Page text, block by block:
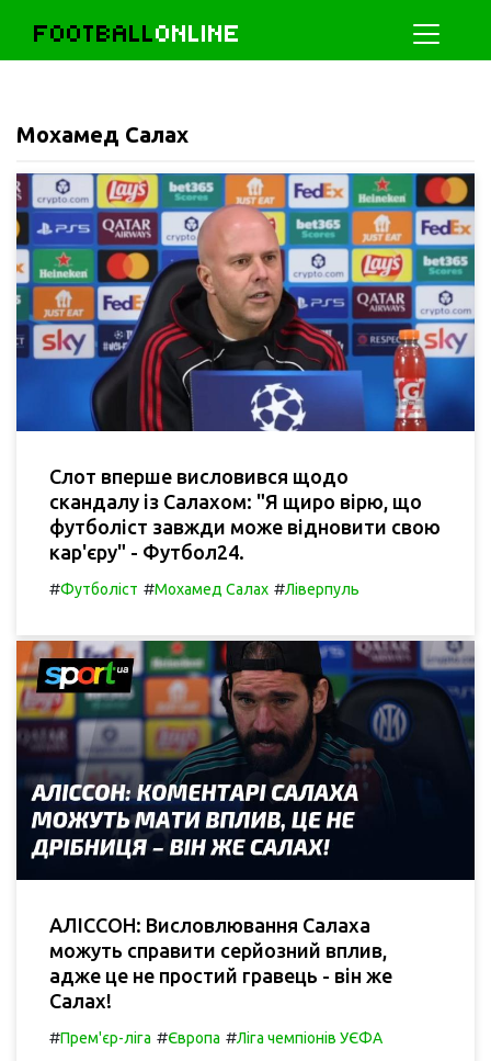
FOOTBALLONLINE
Мохамед Салах
Слот вперше висловився щодо
скандалу із Салахом: "Я щиро вірю, що
футболіст завжди може відновити свою
кар'єру" - Футбол24.
#Футболіст #Мохамед Салах #Ліверпуль
АЛІССОН: Висловлювання Салаха
можуть справити серйозний вплив,
адже це не простий гравець - він же
Салах!
#Прем'єр-ліга #Європа #Ліга чемпіонів УЄФА